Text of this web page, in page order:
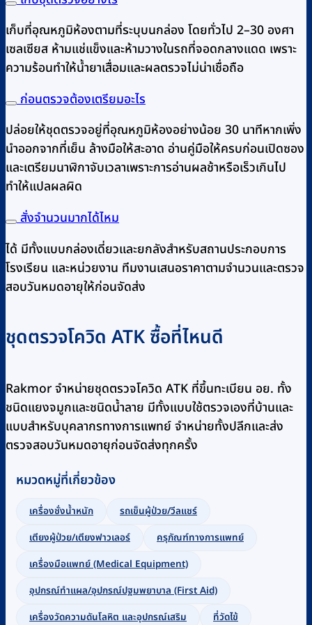
เก็บที่อุณหภูมิห้องตามที่ระบุบนกล่อง โดยทั่วไป 2–30 องศา
เซลเซียส ห้ามแช่แข็งและห้ามวางในรถที่จอดกลางแดด เพราะ
ความร้อนทำให้น้ำยาเสื่อมและผลตรวจไม่น่าเชื่อถือ
ก่อนตรวจต้องเตรียมอะไร
ปล่อยให้ชุดตรวจอยู่ที่อุณหภูมิห้องอย่างน้อย 30 นาทีหากเพิ่ง
นำออกจากที่เย็น ล้างมือให้สะอาด อ่านคู่มือให้ครบก่อนเปิดซอง
และเตรียมนาฬิกาจับเวลาเพราะการอ่านผลช้าหรือเร็วเกินไป
ทำให้แปลผลผิด
สั่งจำนวนมากได้ไหม
ได้ มีทั้งแบบกล่องเดี่ยวและยกลังสำหรับสถานประกอบการ
โรงเรียน และหน่วยงาน ทีมงานเสนอราคาตามจำนวนและตรวจ
สอบวันหมดอายุให้ก่อนจัดส่ง
ชุดตรวจโควิด ATK ซื้อที่ไหนดี
Rakmor จำหน่ายชุดตรวจโควิด ATK ที่ขึ้นทะเบียน อย. ทั้ง
ชนิดแยงจมูกและชนิดน้ำลาย มีทั้งแบบใช้ตรวจเองที่บ้านและ
แบบสำหรับบุคลากรทางการแพทย์ จำหน่ายทั้งปลีกและส่ง
ตรวจสอบวันหมดอายุก่อนจัดส่งทุกครั้ง
หมวดหมู่ที่เกี่ยวข้อง
เครื่องชั่งน้ำหนัก
รถเข็นผู้ป่วย/วีลแชร์
เตียงผู้ป่วย/เตียงฟาวเลอร์
ครุภัณฑ์ทางการแพทย์
เครื่องมือแพทย์ (Medical Equipment)
อุปกรณ์ทำแผล/อุปกรณ์ปฐมพยาบาล (First Aid)
เครื่องวัดความดันโลหิต และอุปกรณ์เสริม
ที่วัดไข้